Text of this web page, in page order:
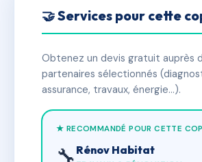
🤝 Services pour cette
Obtenez un devis gratuit auprès
partenaires sélectionnés
assurance, travaux, énergie…).
★ RECOMMANDÉ POUR CETTE
🔧 Rénov Habitat